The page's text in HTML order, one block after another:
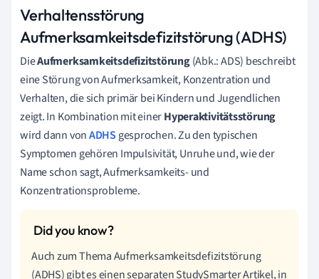
Verhaltensstörung
Aufmerksamkeitsdefizitstörung (ADHS)
DieAufmerksamkeitsdefizitstörung(Abk.: ADS) beschreibt
eine Störung von Aufmerksamkeit, Konzentration und
Verhalten, die sich primär bei Kindern und Jugendlichen
zeigt. In Kombination mit einerHyperaktivitätsstörung
wird dann vonADHS gesprochen. Zu den typischen
Symptomen gehören Impulsivität, Unruhe und, wie der
Name schon sagt, Aufmerksamkeits- und
Konzentrationsprobleme.
Auch zum Thema Aufmerksamkeitsdefizitstörung
(ADHS) gibt es einen separaten StudySmarter Artikel, in